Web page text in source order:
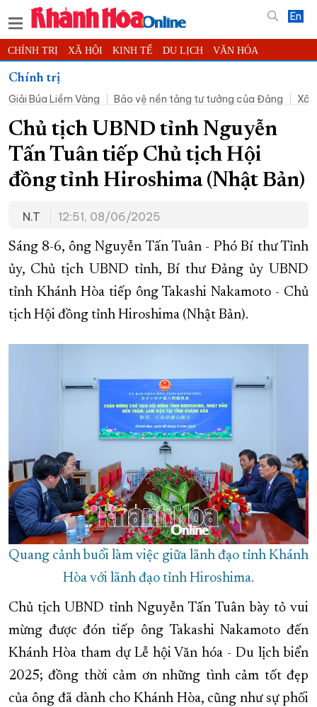
En
CHÍNH TRỊ XÃ HỘI KINH TẾ DU LỊCH VĂN HÓA
THỂ THAO
KHOA HỌC - CÔNG NGHỆ PHÁP LUẬT BẠN ĐỌC PHÓNG SỰ
THẾ GIỚI MULTIMEDIA VIDEO ĐỌC BÁO ONLINE
PODCAST THÔNG TIN - QUẢNG CÁO
QUY HOẠCH TỈNH KHÁNH HÒA
CHUNG TAY CẢI CÁCH HÀNH CHÍNH
XÂY DỰNG NÔNG THÔN MỚI LỊCH CẮT ĐIỆN
TÀU - XE - MÁY BAY
KỶ NIỆM 370 NĂM XÂY DỰNG VÀ PHÁT TRIỂN TỈNH KHÁNH HÒA
KHOẢNH KHẮC ĐẸP XỨ TRẦM
Chính trị
Giải Búa Liềm Vàng
Bảo vệ nền tảng tư tưởng của Đảng
Chủ tịch UBND tỉnh Nguyễn
Tấn Tuân tiếp Chủ tịch Hội
đồng tỉnh Hiroshima (Nhật Bản)
N.T 12:51, 08/06/2025
Sáng 8-6, ông Nguyễn Tấn Tuân - Phó Bí thư Tỉnh
ủy, Chủ tịch UBND tỉnh, Bí thư Đảng ủy UBND
tỉnh Khánh Hòa tiếp ông Takashi Nakamoto - Chủ
tịch Hội đồng tỉnh Hiroshima (Nhật Bản).
Quang cảnh buổi làm việc giữa lãnh đạo tỉnh Khánh
Hòa với lãnh đạo tỉnh Hiroshima.
Chủ tịch UBND tỉnh Nguyễn Tấn Tuân bày tỏ vui
mừng được đón tiếp ông Takashi Nakamoto đến
Khánh Hòa tham dự Lễ hội Văn hóa - Du lịch biển
2025; đồng thời cảm ơn những tình cảm tốt đẹp
của ông đã dành cho Khánh Hòa, cũng như sự phối